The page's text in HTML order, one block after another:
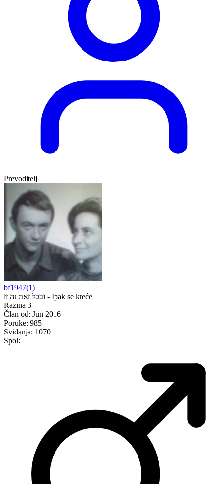
Prevoditelj
bf1947(1)
ובכל זאת זה זז - Ipak se kreće
Razina 3
Član od: Jun 2016
Poruke: 985
Sviđanja: 1070
Spol: